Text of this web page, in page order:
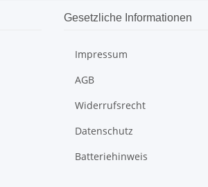
Gesetzliche Informationen
Impressum
AGB
Widerrufsrecht
Datenschutz
Batteriehinweis